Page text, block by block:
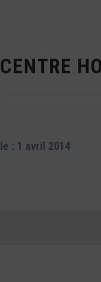
CENTRE
le : 1 avril 2014